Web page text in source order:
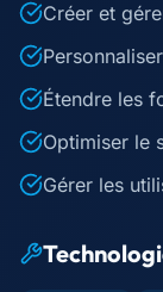
Créer et
Étendre les
Optimiser le
Gérer les